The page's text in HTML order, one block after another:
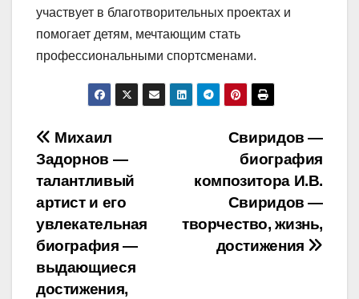
участвует в благотворительных проектах и
помогает детям, мечтающим стать
профессиональными спортсменами.
Навигация
по
записям
Свиридов —
биография
композитора И.В.
Свиридов —
творчество, жизнь,
достижения
Михаил
Задорнов —
талантливый
артист и его
увлекательная
биография —
выдающиеся
достижения,